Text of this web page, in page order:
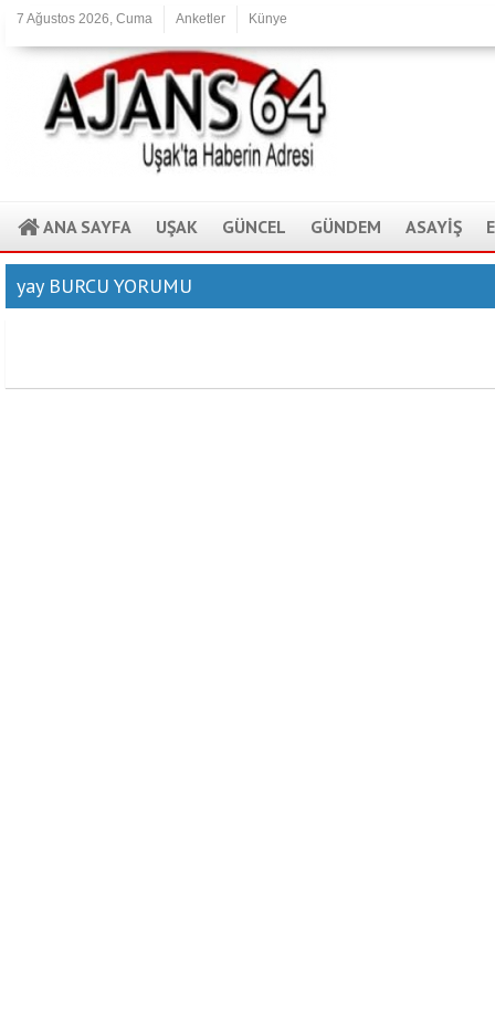
7 Ağustos 2026, Cuma Anketler Künye
ANA SAYFA UŞAK GÜNCEL GÜNDEM ASAYİŞ
yay BURCU YORUMU